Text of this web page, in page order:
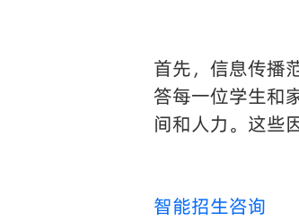
首先，信息传播
答每一位学生和
间和人力。这些
智能招生咨询